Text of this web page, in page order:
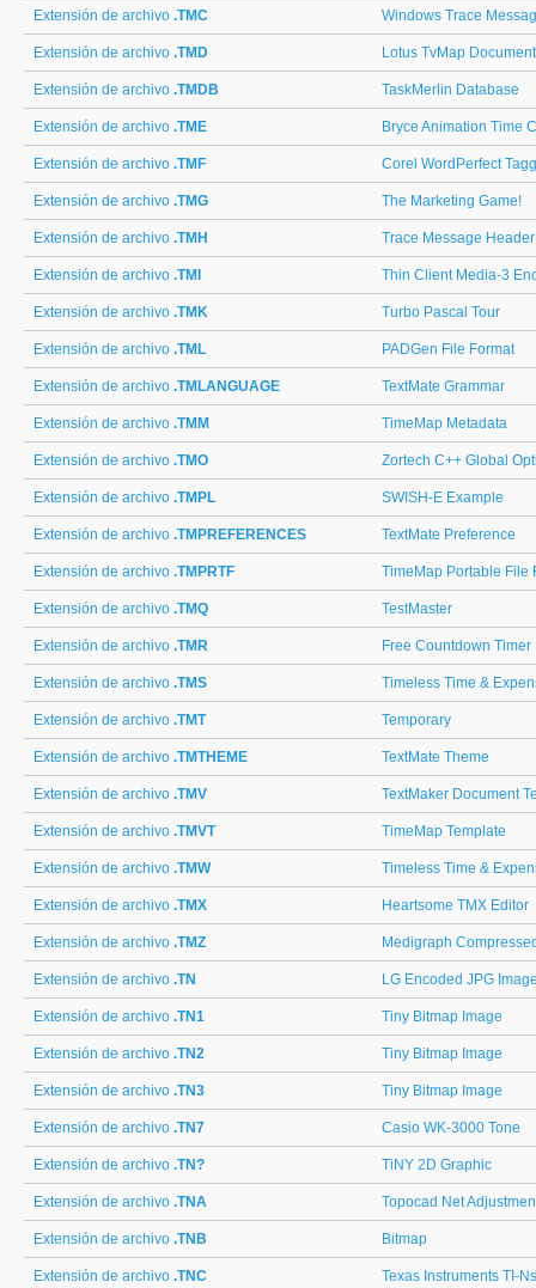
Extensión de archivo .TMC Windows Trace
Extensión de archivo .TMD Lotus TvMap Document
Extensión de archivo .TMDB TaskMerlin Database
Extensión de archivo .TME Bryce Animation Time
Extensión de archivo .TMF Corel WordPerfect
Extensión de archivo .TMG The Marketing Game!
Extensión de archivo .TMH Trace Message Header
Extensión de archivo .TMI Thin Client Media-3
Extensión de archivo .TMK Turbo Pascal Tour
Extensión de archivo .TML PADGen File Format
Extensión de archivo .TMLANGUAGE TextMate Grammar
Extensión de archivo .TMM TimeMap Metadata
Extensión de archivo .TMO Zortech C++ Global
Extensión de archivo .TMPL SWISH-E Example
Extensión de archivo .TMPREFERENCES TextMate Preference
Extensión de archivo .TMPRTF TimeMap Portable File
Extensión de archivo .TMQ TestMaster
Extensión de archivo .TMR Free Countdown
Extensión de archivo .TMS Timeless Time &
Extensión de archivo .TMT Temporary
Extensión de archivo .TMTHEME TextMate Theme
Extensión de archivo .TMV TextMaker Document
Extensión de archivo .TMVT TimeMap Template
Extensión de archivo .TMW Timeless Time &
Extensión de archivo .TMX Heartsome TMX Editor
Extensión de archivo .TMZ Medigraph
Extensión de archivo .TN LG Encoded JPG
Extensión de archivo .TN1 Tiny Bitmap Image
Extensión de archivo .TN2 Tiny Bitmap Image
Extensión de archivo .TN3 Tiny Bitmap Image
Extensión de archivo .TN7 Casio WK-3000 Tone
Extensión de archivo .TN? TiNY 2D Graphic
Extensión de archivo .TNA Topocad Net
Extensión de archivo .TNB Bitmap
Extensión de archivo .TNC Texas Instruments TI-